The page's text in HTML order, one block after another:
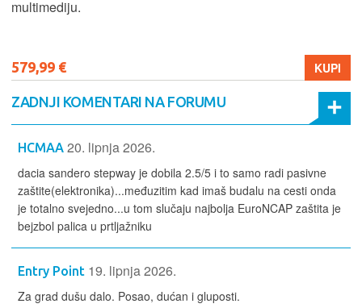
multimediju.
579,99 € KUPI
ZADNJI KOMENTARI NA FORUMU
HCMAA 20. lipnja 2026.
dacia sandero stepway je dobila 2.5/5 i to samo radi pasivne
zaštite(elektronika)...međuzitim kad imaš budalu na cesti onda
je totalno svejedno...u tom slučaju najbolja EuroNCAP zaštita je
bejzbol palica u prtljažniku
Entry Point 19. lipnja 2026.
Za grad dušu dalo. Posao, dućan i gluposti.